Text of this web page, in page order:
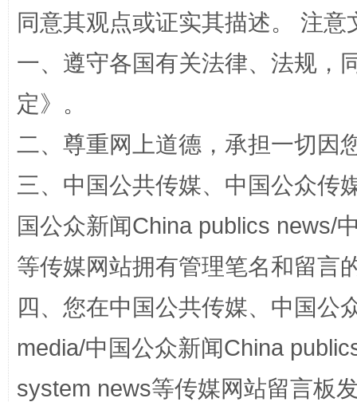
“蜀中异人”王建安的艺术幻境
同意其观点或证实其描述。 注
一、遵守各国有关法律、法规，
定》。
二、尊重网上道德，承担一切因
三、中国公共传媒、中国公众传
国公众新闻China publics news/
等传媒网站拥有管理笔名和留言
四、您在中国公共传媒、中国公
media/中国公众新闻China
system news等传媒网站留言板